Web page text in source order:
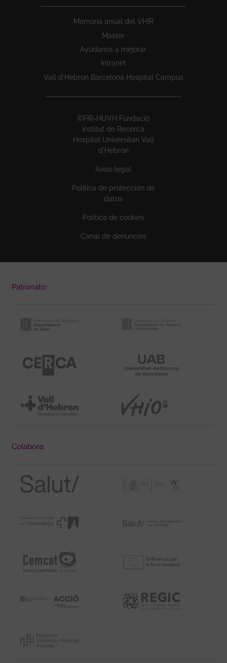
Memoria anual del VHIR
Máster
Ayúdanos a mejorar
Intranet
Vall d’Hebron Barcelona Hospital Campus
©FIR-HUVH Fundació
Institut de Recerca
Hospital Universitari Vall
d'Hebron
Aviso legal
Política de protección de
datos
Política de cookies
Canal de denuncias
Patronato:
Colabora: